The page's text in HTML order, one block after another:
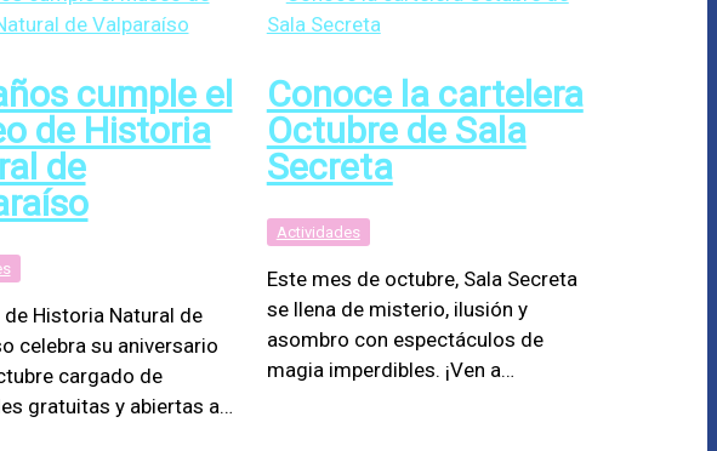
cumple el
de Historia
de
de Historia Natural de
celebra su aniversario
cargado de
gratuitas y abiertas a…
Conoce la cartelera
Octubre de Sala
Secreta
Actividades
Este mes de octubre, Sala Secreta
se llena de misterio, ilusión y
asombro con espectáculos de
magia imperdibles. ¡Ven a…